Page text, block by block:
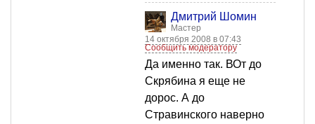
Дмитрий Шомин
Мастер
14 октября 2008 в 07:43
Сообщить модератору
Да именно так. ВОт до
Скрябина я еще не
дорос. А до
Стравинского наверно